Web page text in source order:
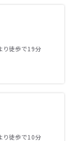
り徒歩で19分
り徒歩で10分